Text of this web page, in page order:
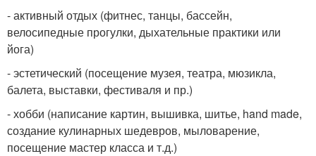
- активный отдых (фитнес, танцы, бассейн,
велосипедные прогулки, дыхательные практики или
йога)
- эстетический (посещение музея, театра, мюзикла,
балета, выставки, фестиваля и пр.)
- хобби (написание картин, вышивка, шитье, hand made,
создание кулинарных шедевров, мыловарение,
посещение мастер класса и т.д.)